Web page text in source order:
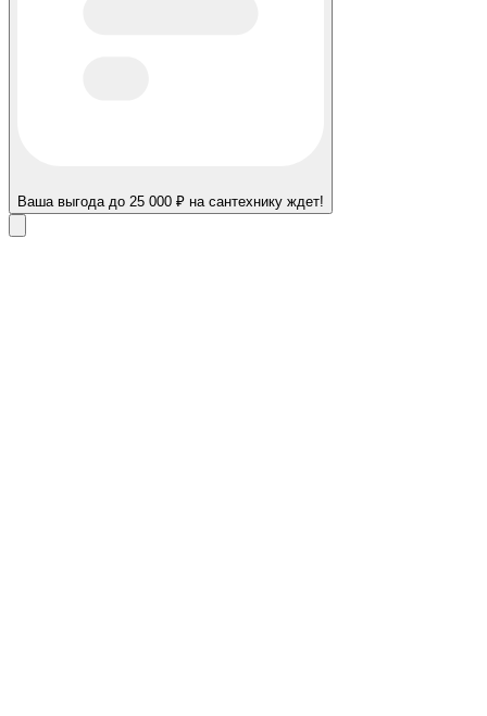
Ваша выгода до 25 000 ₽ на сантехнику ждет!